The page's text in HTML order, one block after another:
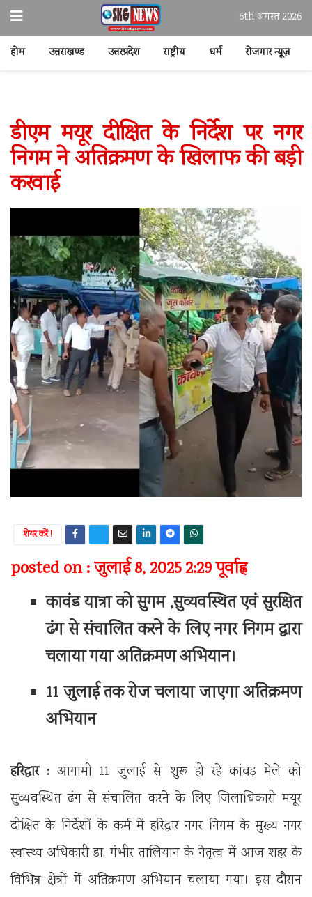
6th अगस्त 2026
होम उत्तराखण्ड उत्तरप्रदेश राष्ट्रीय धर्म रोजगार न्यूज़
डीएम मयूर दीक्षित के निर्देश पर नगर
निगम ने अतिक्रमण के खिलाफ की बड़ी
करवाई
शेयर करें !
posted on : जुलाई 8, 2025 2:29 पूर्वाह्न
कावंड यात्रा को सुगम ,सुव्यवस्थित एवं सुरक्षित
ढंग से संचालित करने के लिए नगर निगम द्वारा
चलाया गया अतिक्रमण अभियान।
11 जुलाई तक रोज चलाया जाएगा अतिक्रमण
अभियान
हरिद्वार : आगामी 11 जुलाई से शुरू हो रहे कांवड़ मेले को
सुव्यवस्थित ढंग से संचालित करने के लिए जिलाधिकारी मयूर
दीक्षित के निर्देशों के कर्म में हरिद्वार नगर निगम के मुख्य नगर
स्वास्थ्य अधिकारी डा. गंभीर तालियान के नेतृत्व में आज शहर के
विभिन्न क्षेत्रों में अतिक्रमण अभियान चलाया गया। इस दौरान